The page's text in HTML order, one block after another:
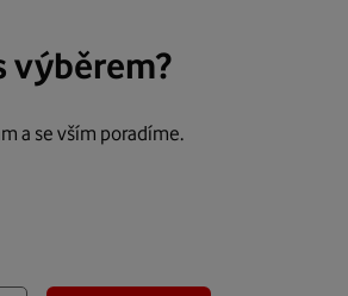
výběrem?
a se vším poradíme.